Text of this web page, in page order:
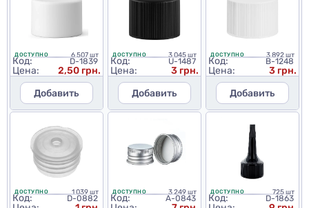
ДОСТУПНО 6 507 шт
Код: D-1839
Цена:
2,50 грн.
Добавить
ДОСТУПНО 3 045 шт
Код: U-1487
Цена:
3 грн.
Добавить
ДОСТУПНО 3 892 шт
Код: B-1248
Цена:
3 грн.
Добавить
ДОСТУПНО 1 039 шт
Код: D-0882
ДОСТУПНО 3 249 шт
Код: A-0843
ДОСТУПНО 725 шт
Код: D-1863